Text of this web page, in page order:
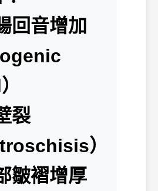
回音增加
裂
）
皺褶增厚